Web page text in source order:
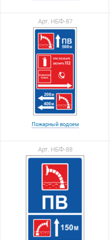
Арт. НБФ-87
Пожарный водоем
Арт. НБФ-88